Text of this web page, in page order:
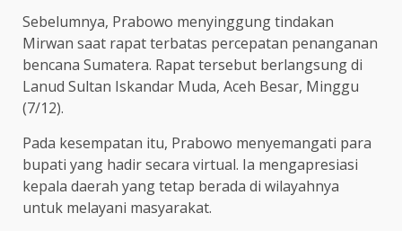
Sebelumnya, Prabowo menyinggung tindakan
Mirwan saat rapat terbatas percepatan penanganan
bencana Sumatera. Rapat tersebut berlangsung di
Lanud Sultan Iskandar Muda, Aceh Besar, Minggu
(7/12).
Pada kesempatan itu, Prabowo menyemangati para
bupati yang hadir secara virtual. Ia mengapresiasi
kepala daerah yang tetap berada di wilayahnya
untuk melayani masyarakat.